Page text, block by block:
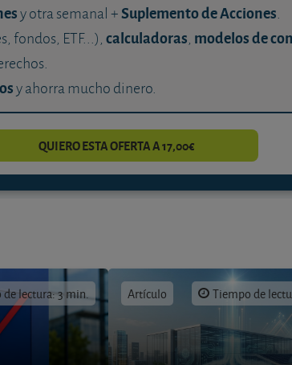
y otra semanal +Suplemento de Acciones.
fondos, ETF...),calculadoras, modelos de
y ahorra mucho dinero.
QUIERO ESTA OFERTA A 17,00€
lectura: 3 min. Artículo Tiempo de